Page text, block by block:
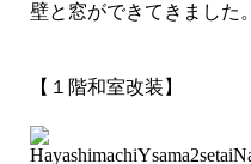
壁と窓ができてきました。
【１階和室改装】